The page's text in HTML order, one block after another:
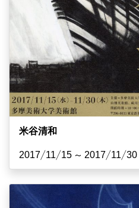
米谷清和
2017/11/15 ~ 2017/11/30